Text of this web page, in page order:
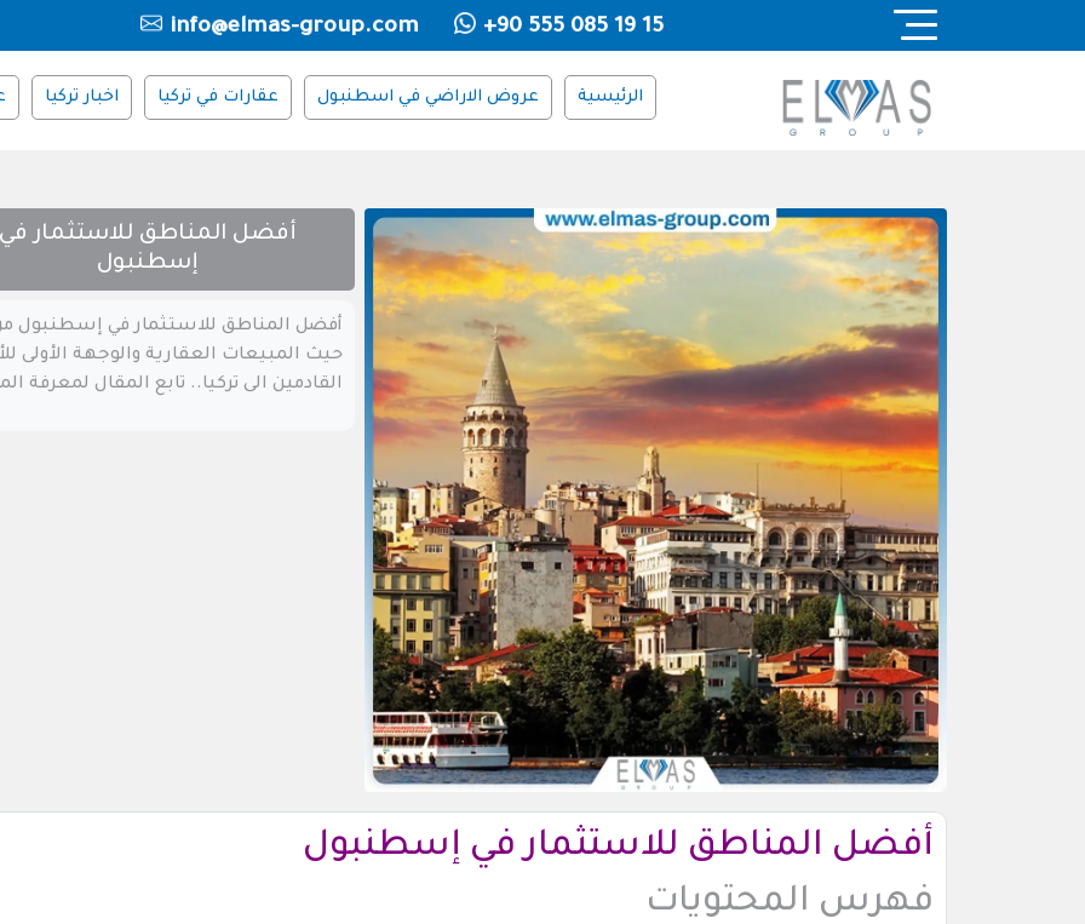
+90 555 085 19 15
info@elmas-group.com
الرئيسية عروض الاراضي في اسطنبول عقارات في تركيا اخبار تركيا
أفضل المناطق للاستثمار في
إسطنبول
أفضل المناطق للاستثمار في إسطنبول
حيث المبيعات العقارية والوجهة الأولى
القادمين الى تركيا.. تابع المقال لمعرفة
أفضل المناطق للاستثمار في إسطنبول
فهرس المحتويات